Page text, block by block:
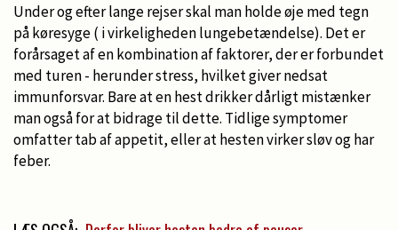
Under og efter lange rejser skal man holde øje med tegn
på køresyge ( i virkeligheden lungebetændelse). Det er
forårsaget af en kombination af faktorer, der er forbundet
med turen - herunder stress, hvilket giver nedsat
immunforsvar. Bare at en hest drikker dårligt mistænker
man også for at bidrage til dette. Tidlige symptomer
omfatter tab af appetit, eller at hesten virker sløv og har
feber.